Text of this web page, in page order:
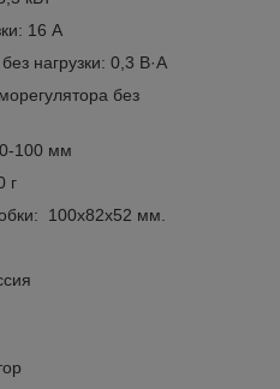
16 А
нагрузки: 0,3 В·А
без
100 мм
г
100х82х52 мм.